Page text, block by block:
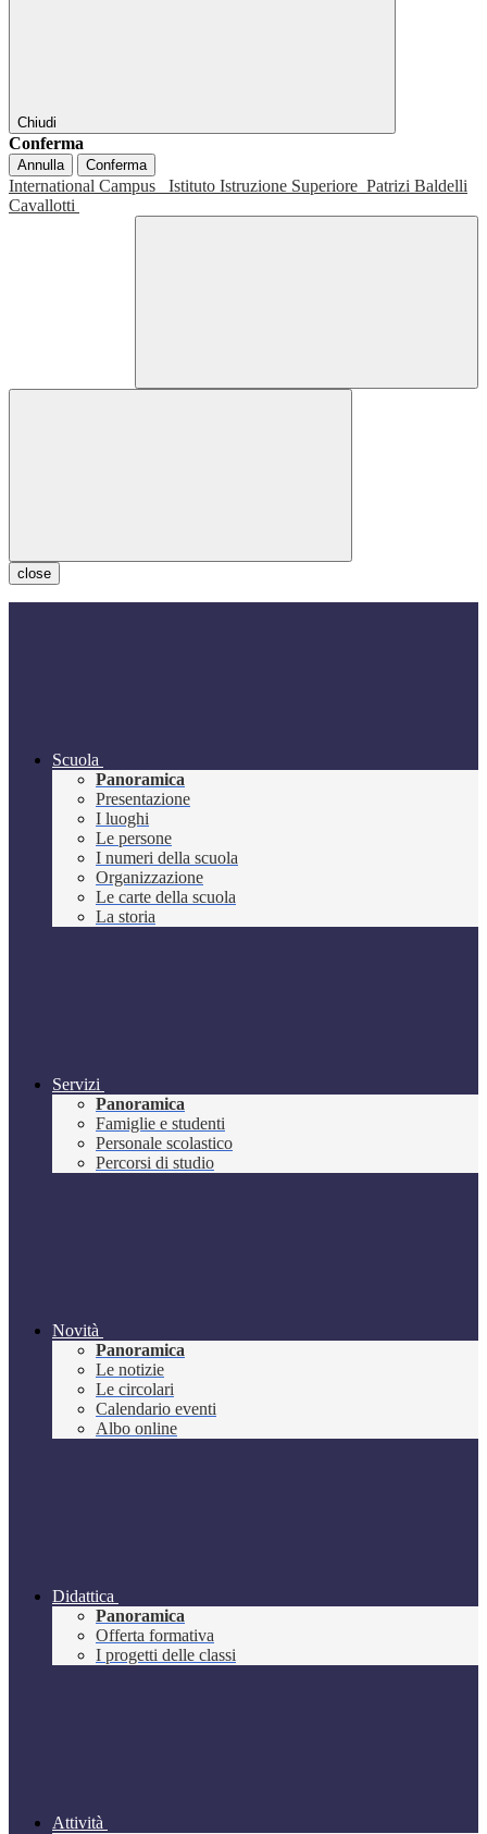
Chiudi
Conferma
Annulla Conferma
International Campus Istituto Istruzione Superiore Patrizi Baldelli
Cavallotti
close
Scuola
Panoramica
Presentazione
I luoghi
Le persone
I numeri della scuola
Organizzazione
Le carte della scuola
La storia
Servizi
Panoramica
Famiglie e studenti
Personale scolastico
Percorsi di studio
Novità
Panoramica
Le notizie
Le circolari
Calendario eventi
Albo online
Didattica
Panoramica
Offerta formativa
I progetti delle classi
Attività